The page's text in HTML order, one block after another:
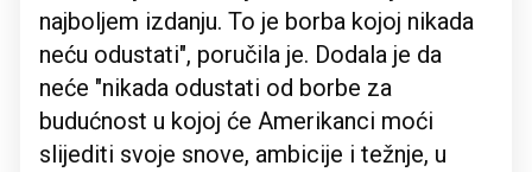
najboljem izdanju. To je borba kojoj nikada
neću odustati", poručila je. Dodala je da
neće "nikada odustati od borbe za
budućnost u kojoj će Amerikanci moći
slijediti svoje snove, ambicije i težnje, u